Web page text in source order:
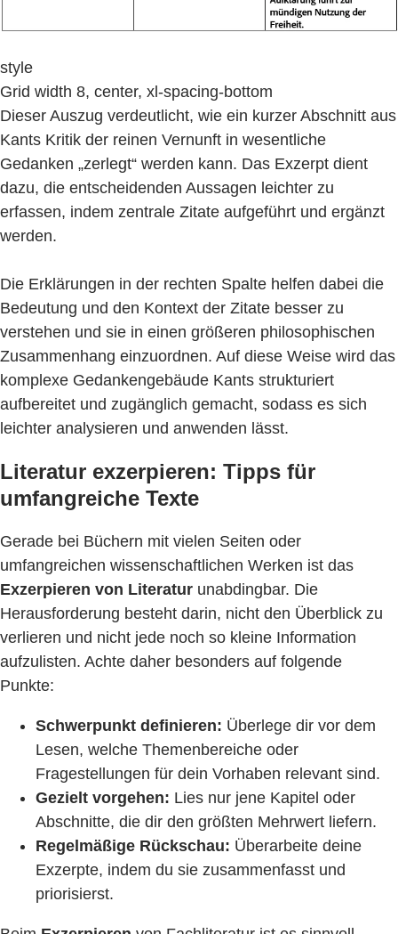
style
Grid width 8, center, xl-spacing-bottom
Dieser Auszug verdeutlicht, wie ein kurzer Abschnitt aus
Kants Kritik der reinen Vernunft in wesentliche
Gedanken „zerlegt“ werden kann. Das Exzerpt dient
dazu, die entscheidenden Aussagen leichter zu
erfassen, indem zentrale Zitate aufgeführt und ergänzt
werden.
Die Erklärungen in der rechten Spalte helfen dabei die
Bedeutung und den Kontext der Zitate besser zu
verstehen und sie in einen größeren philosophischen
Zusammenhang einzuordnen. Auf diese Weise wird das
komplexe Gedankengebäude Kants strukturiert
aufbereitet und zugänglich gemacht, sodass es sich
leichter analysieren und anwenden lässt.
Literatur exzerpieren: Tipps für
umfangreiche Texte
Gerade bei Büchern mit vielen Seiten oder
umfangreichen wissenschaftlichen Werken ist das
Exzerpieren von Literatur unabdingbar. Die
Herausforderung besteht darin, nicht den Überblick zu
verlieren und nicht jede noch so kleine Information
aufzulisten. Achte daher besonders auf folgende
Punkte:
Schwerpunkt definieren: Überlege dir vor dem
Lesen, welche Themenbereiche oder
Fragestellungen für dein Vorhaben relevant sind.
Gezielt vorgehen: Lies nur jene Kapitel oder
Abschnitte, die dir den größten Mehrwert liefern.
Regelmäßige Rückschau: Überarbeite deine
Exzerpte, indem du sie zusammenfasst und
priorisierst.